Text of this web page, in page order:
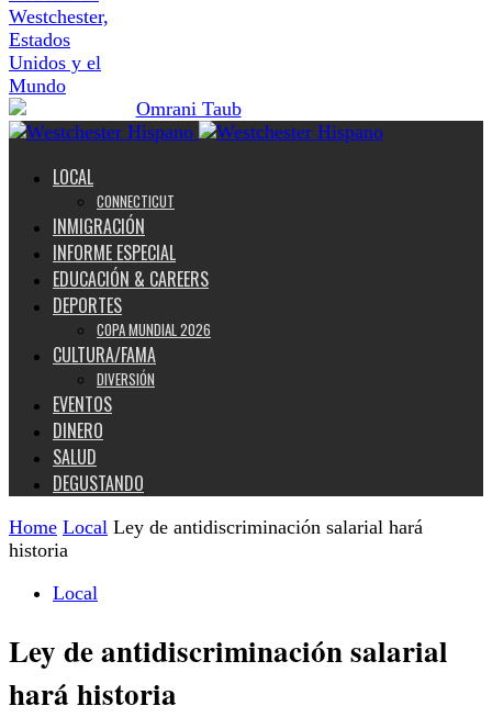
Westchester,
Estados
Unidos y el
Mundo
LOCAL
CONNECTICUT
INMIGRACIÓN
INFORME ESPECIAL
EDUCACIÓN & CAREERS
DEPORTES
COPA MUNDIAL 2026
CULTURA/FAMA
DIVERSIÓN
EVENTOS
DINERO
SALUD
DEGUSTANDO
Home Local Ley de antidiscriminación salarial hará
historia
Local
Ley de antidiscriminación salarial
hará historia